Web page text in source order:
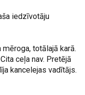
iedzīvotāju
totālajā karā.
ceļa nav. Pretējā
kancelejas vadītājs.